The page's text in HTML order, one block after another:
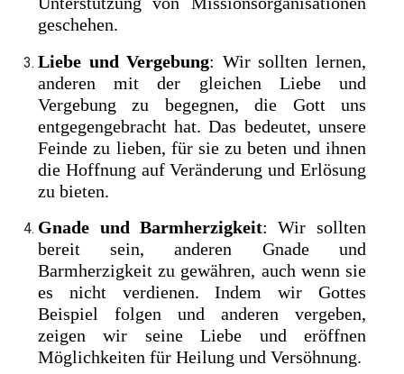
geschehen.
Liebe und Vergebung: Wir sollten lernen,
anderen mit der gleichen Liebe und
Vergebung zu begegnen, die Gott uns
entgegengebracht hat. Das bedeutet, unsere
Feinde zu lieben, für sie zu beten und ihnen
die Hoffnung auf Veränderung und Erlösung
zu bieten.
Gnade und Barmherzigkeit: Wir sollten
bereit sein, anderen Gnade und
Barmherzigkeit zu gewähren, auch wenn sie
es nicht verdienen. Indem wir Gottes
Beispiel folgen und anderen vergeben,
zeigen wir seine Liebe und eröffnen
Möglichkeiten für Heilung und Versöhnung.